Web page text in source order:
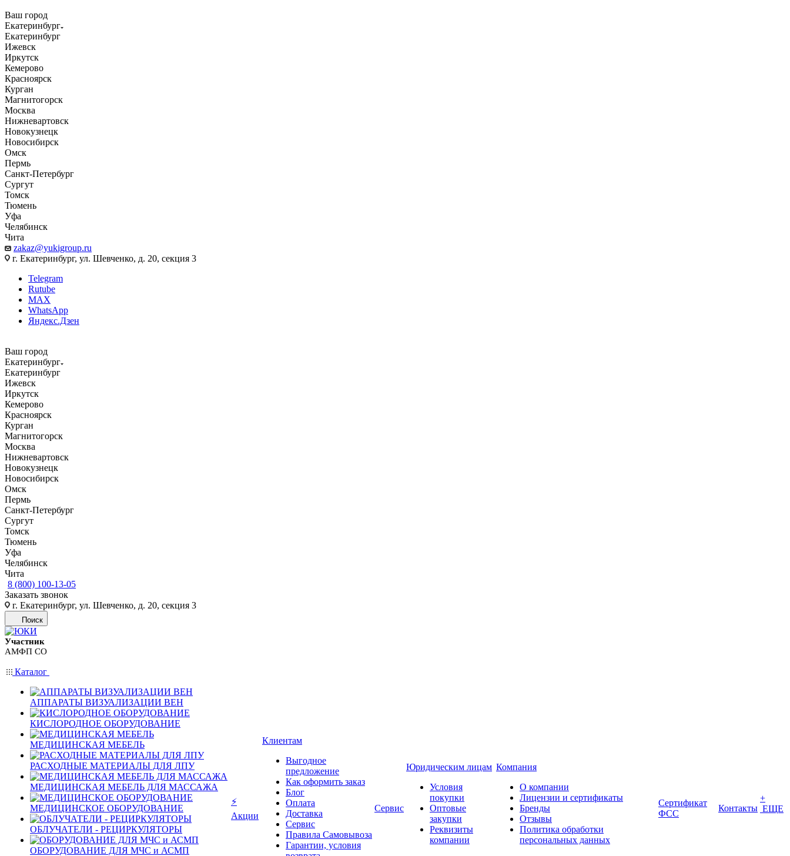
Ваш город
Екатеринбург
Екатеринбург
Ижевск
Иркутск
Кемерово
Красноярск
Курган
Магнитогорск
Москва
Нижневартовск
Новокузнецк
Новосибирск
Омск
Пермь
Санкт-Петербург
Сургут
Томск
Тюмень
Уфа
Челябинск
Чита
zakaz@yukigroup.ru
г. Екатеринбург, ул. Шевченко, д. 20, секция 3
Telegram
Rutube
MAX
WhatsApp
Яндекс.Дзен
Ваш город
Екатеринбург
Екатеринбург
Ижевск
Иркутск
Кемерово
Красноярск
Курган
Магнитогорск
Москва
Нижневартовск
Новокузнецк
Новосибирск
Омск
Пермь
Санкт-Петербург
Сургут
Томск
Тюмень
Уфа
Челябинск
Чита
8 (800) 100-13-05
Заказать звонок
г. Екатеринбург, ул. Шевченко, д. 20, секция 3
Поиск
Участник
АМФП СО
Каталог
АППАРАТЫ ВИЗУАЛИЗАЦИИ ВЕН
КИСЛОРОДНОЕ ОБОРУДОВАНИЕ
МЕДИЦИНСКАЯ МЕБЕЛЬ
РАСХОДНЫЕ МАТЕРИАЛЫ ДЛЯ ЛПУ
МЕДИЦИНСКАЯ МЕБЕЛЬ ДЛЯ МАССАЖА
МЕДИЦИНСКОЕ ОБОРУДОВАНИЕ
ОБЛУЧАТЕЛИ - РЕЦИРКУЛЯТОРЫ
ОБОРУДОВАНИЕ ДЛЯ МЧС и АСМП
⚡
Акции
Клиентам
Выгодное
предложение
Как оформить заказ
Блог
Оплата
Доставка
Сервис
Правила Самовывоза
Гарантии, условия
Сервис
Юридическим лицам
Условия
покупки
Оптовые
закупки
Реквизиты
компании
Компания
О компании
Лицензии и сертификаты
Бренды
Отзывы
Политика обработки
персональных данных
Сертификат
ФСС
Контакты
+
ЕЩЕ